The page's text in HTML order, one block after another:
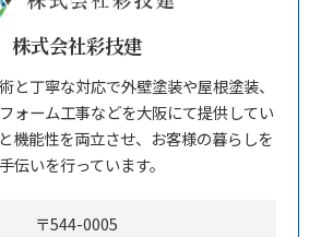
株式会社彩技建
と丁寧な対応で外壁塗装や屋根塗装、
ォーム工事などを大阪にて提供してい
機能性を両立させ、お客様の暮らしを
伝いを行っています。
〒544-0005